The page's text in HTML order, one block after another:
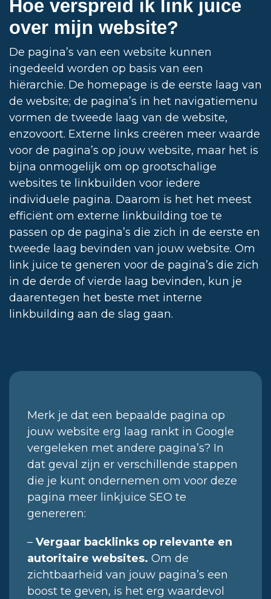
Hoe verspreid ik link juice
over mijn website?
De pagina’s van een website kunnen
ingedeeld worden op basis van een
hiërarchie. De homepage is de eerste laag van
de website; de pagina’s in het navigatiemenu
vormen de tweede laag van de website,
enzovoort. Externe links creëren meer waarde
voor de pagina’s op jouw website, maar het is
bijna onmogelijk om op grootschalige
websites te linkbuilden voor iedere
individuele pagina. Daarom is het het meest
efficiënt om externe linkbuilding toe te
passen op de pagina’s die zich in de eerste en
tweede laag bevinden van jouw website. Om
link juice te generen voor de pagina’s die zich
in de derde of vierde laag bevinden, kun je
daarentegen het beste met interne
linkbuilding aan de slag gaan.
Merk je dat een bepaalde pagina op
jouw website erg laag rankt in Google
vergeleken met andere pagina’s? In
dat geval zijn er verschillende stappen
die je kunt ondernemen om voor deze
pagina meer linkjuice SEO te
genereren:
– Vergaar backlinks op relevante en
autoritaire websites. Om de
zichtbaarheid van jouw pagina’s een
boost te geven, is het erg waardevol